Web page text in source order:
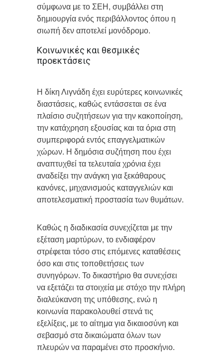
σύμφωνα με το ΣΕΗ, συμβάλλει στη
δημιουργία ενός περιβάλλοντος όπου η
σιωπή δεν αποτελεί μονόδρομο.
Κοινωνικές και θεσμικές
προεκτάσεις
Η δίκη Λιγνάδη έχει ευρύτερες κοινωνικές
διαστάσεις, καθώς εντάσσεται σε ένα
πλαίσιο συζητήσεων για την κακοποίηση,
την κατάχρηση εξουσίας και τα όρια στη
συμπεριφορά εντός επαγγελματικών
χώρων. Η δημόσια συζήτηση που έχει
αναπτυχθεί τα τελευταία χρόνια έχει
αναδείξει την ανάγκη για ξεκάθαρους
κανόνες, μηχανισμούς καταγγελιών και
αποτελεσματική προστασία των θυμάτων.
Καθώς η διαδικασία συνεχίζεται με την
εξέταση μαρτύρων, το ενδιαφέρον
στρέφεται τόσο στις επόμενες καταθέσεις
όσο και στις τοποθετήσεις των
συνηγόρων. Το δικαστήριο θα συνεχίσει
να εξετάζει τα στοιχεία με στόχο την πλήρη
διαλεύκανση της υπόθεσης, ενώ η
κοινωνία παρακολουθεί στενά τις
εξελίξεις, με το αίτημα για δικαιοσύνη και
σεβασμό στα δικαιώματα όλων των
πλευρών να παραμένει στο προσκήνιο.